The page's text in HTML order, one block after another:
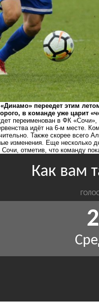
«Динамо» переедет этим
в команде уже царит
переименован в ФК
идёт на 6-м месте.
Также скорее всего
изменения. Еще несколько
отметив, что команду